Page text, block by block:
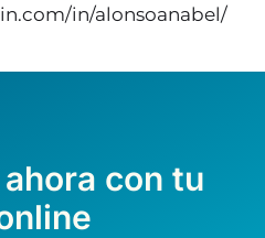
in/alonsoanabel/
con tu